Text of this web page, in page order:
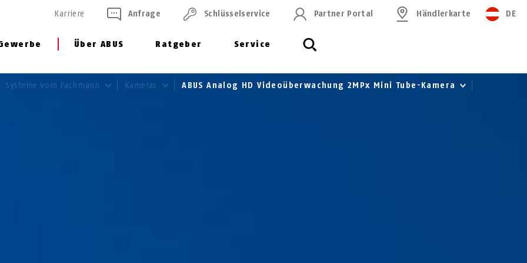
Über ABUS Ratgeber Service
Karriere Anfrage Schlüssel­service Partner Portal Händlerkarte DE
Systeme vom Fachmann Kameras ABUS Analog HD Videoüberwachung 2MPx Mini Tube-Kamera